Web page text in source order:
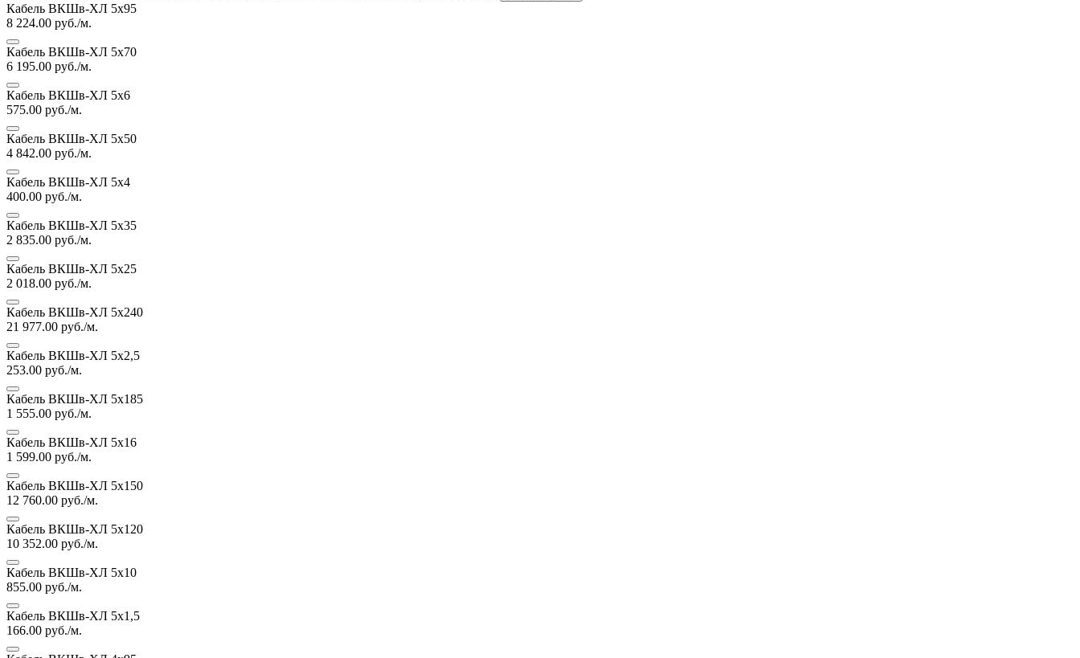
Кабель ВКШв-ХЛ 5х95
8 224.00 руб./м.
Кабель ВКШв-ХЛ 5х70
6 195.00 руб./м.
Кабель ВКШв-ХЛ 5х6
575.00 руб./м.
Кабель ВКШв-ХЛ 5х50
4 842.00 руб./м.
Кабель ВКШв-ХЛ 5х4
400.00 руб./м.
Кабель ВКШв-ХЛ 5х35
2 835.00 руб./м.
Кабель ВКШв-ХЛ 5х25
2 018.00 руб./м.
Кабель ВКШв-ХЛ 5х240
21 977.00 руб./м.
Кабель ВКШв-ХЛ 5х2,5
253.00 руб./м.
Кабель ВКШв-ХЛ 5х185
1 555.00 руб./м.
Кабель ВКШв-ХЛ 5х16
1 599.00 руб./м.
Кабель ВКШв-ХЛ 5х150
12 760.00 руб./м.
Кабель ВКШв-ХЛ 5х120
10 352.00 руб./м.
Кабель ВКШв-ХЛ 5х10
855.00 руб./м.
Кабель ВКШв-ХЛ 5х1,5
166.00 руб./м.